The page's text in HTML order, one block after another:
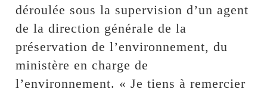
déroulée sous la supervision d’un agent
de la direction générale de la
préservation de l’environnement, du
ministère en charge de
l’environnement. « Je tiens à remercier